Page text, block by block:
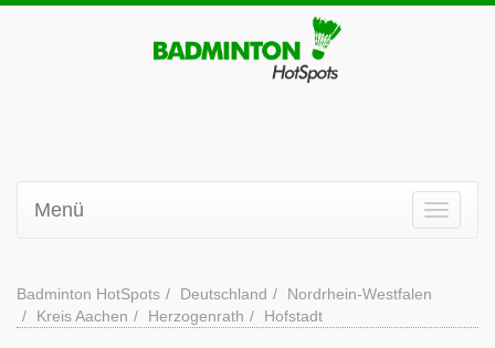
Menü
Badminton HotSpots Deutschland
Nordrhein-Westfalen
Kreis Aachen
Herzogenrath Hofstadt